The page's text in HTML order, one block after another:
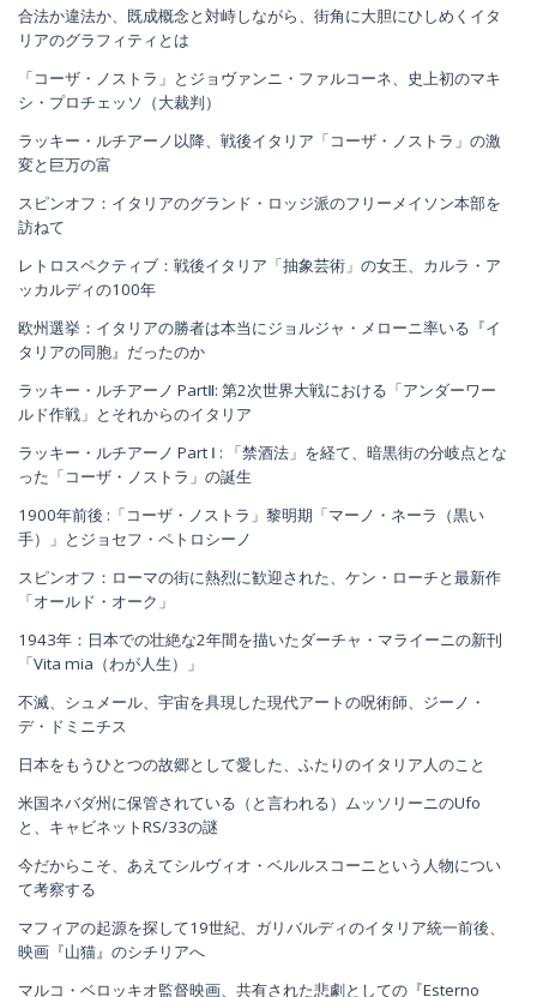
合法か違法か、既成概念と対峙しながら、街角に大胆にひしめくイタ
リアのグラフィティとは
「コーザ・ノストラ」とジョヴァンニ・ファルコーネ、史上初のマキ
シ・プロチェッソ（大裁判）
ラッキー・ルチアーノ以降、戦後イタリア「コーザ・ノストラ」の激
変と巨万の富
スピンオフ：イタリアのグランド・ロッジ派のフリーメイソン本部を
訪ねて
レトロスペクティブ：戦後イタリア「抽象芸術」の女王、カルラ・ア
ッカルディの100年
欧州選挙：イタリアの勝者は本当にジョルジャ・メローニ率いる『イ
タリアの同胞』だったのか
ラッキー・ルチアーノ PartⅡ: 第2次世界大戦における「アンダーワー
ルド作戦」とそれからのイタリア
ラッキー・ルチアーノ Part Ⅰ : 「禁酒法」を経て、暗黒街の分岐点とな
った「コーザ・ノストラ」の誕生
1900年前後 :「コーザ・ノストラ」黎明期「マーノ・ネーラ（黒い
手）」とジョセフ・ペトロシーノ
スピンオフ：ローマの街に熱烈に歓迎された、ケン・ローチと最新作
「オールド・オーク」
1943年：日本での壮絶な2年間を描いたダーチャ・マライーニの新刊
「Vita mia（わが人生）」
不滅、シュメール、宇宙を具現した現代アートの呪術師、ジーノ・
デ・ドミニチス
日本をもうひとつの故郷として愛した、ふたりのイタリア人のこと
米国ネバダ州に保管されている（と言われる）ムッソリーニのUfo
と、キャビネットRS/33の謎
今だからこそ、あえてシルヴィオ・ベルルスコーニという人物につい
て考察する
マフィアの起源を探して19世紀、ガリバルディのイタリア統一前後、
映画『山猫』のシチリアへ
マルコ・ベロッキオ監督映画、共有された悲劇としての『Esterno